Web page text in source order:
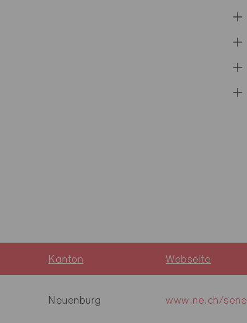
Kanton Webseite
Neuenburg www.ne.ch/sene